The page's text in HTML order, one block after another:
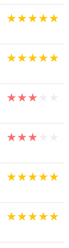
★★★★★
★★★★★
★★★
★★★
★★★★★
★★★★★